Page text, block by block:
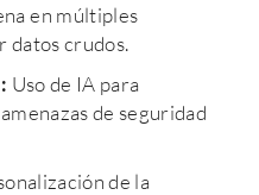
en múltiples
datos crudos.
Uso de IA para
de seguridad
de la